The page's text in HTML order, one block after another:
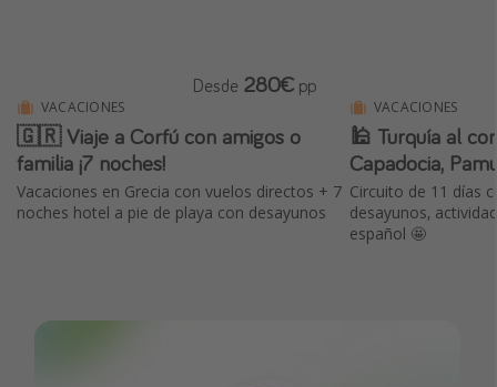
VACACIONES
🇬🇷 Viaje a Corfú con amigos o
familia ¡7 noches!
Vacaciones en Grecia con vuelos directos + 7
noches hotel a pie de playa con desayunos
Desde 280€ pp
VACACIONES
🕌 Turquía al
Capadocia,
Circuito de 11 días
desayunos,
español 🤩